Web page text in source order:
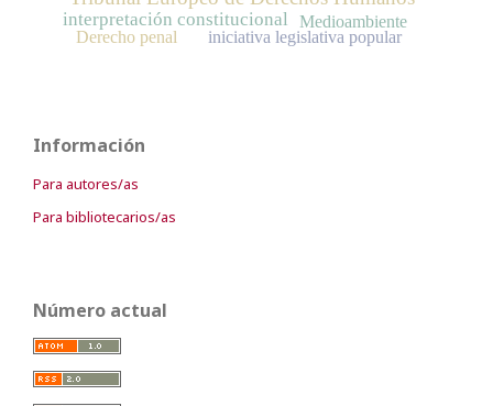
interpretación constitucional
iniciativa legislativa popular
Medioambiente
Derecho penal
Información
Para autores/as
Para bibliotecarios/as
Número actual